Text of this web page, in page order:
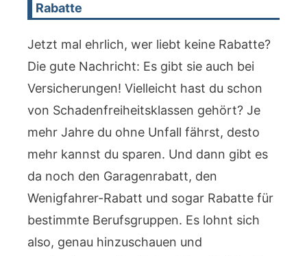
Rabatte
Jetzt mal ehrlich, wer liebt keine Rabatte?
Die gute Nachricht: Es gibt sie auch bei
Versicherungen! Vielleicht hast du schon
von Schadenfreiheitsklassen gehört? Je
mehr Jahre du ohne Unfall fährst, desto
mehr kannst du sparen. Und dann gibt es
da noch den Garagenrabatt, den
Wenigfahrer-Rabatt und sogar Rabatte für
bestimmte Berufsgruppen. Es lohnt sich
also, genau hinzuschauen und